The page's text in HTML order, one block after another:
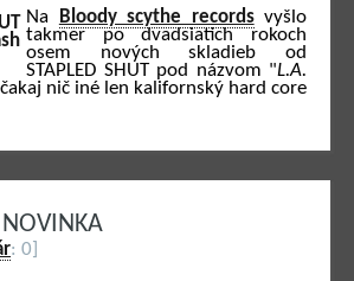
Na Bloody scythe recordsvyšlo
takmer po dvadsiatich rokoch
osem nových skladieb od
STAPLED SHUT pod názvom "L.A.
nič iné len kalifornský hard core
: 0]